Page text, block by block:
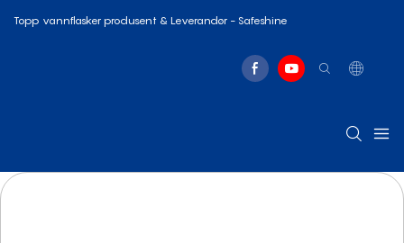
Topp vannflasker produsent & Leverandør - Safeshine